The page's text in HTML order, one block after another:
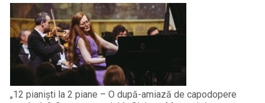
„12 pianiști la 2 piane – O după-amiază de capodopere